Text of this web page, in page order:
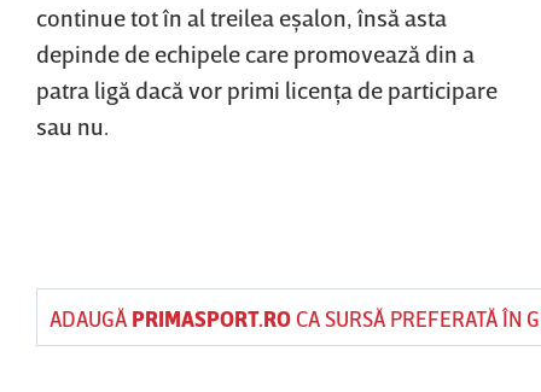
continue tot în al treilea eşalon, însă asta
depinde de echipele care promovează din a
patra ligă dacă vor primi licenţa de participare
sau nu.
ADAUGĂ PRIMASPORT.ROCA SURSĂ PREFERATĂ ÎN